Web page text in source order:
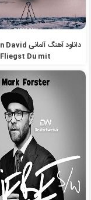
Fliegst Du mit